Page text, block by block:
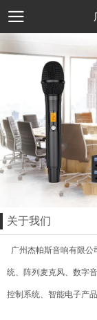
关于我们
广州杰帕斯音响有限
统、阵列麦克风、数字
控制系统、智能电子产